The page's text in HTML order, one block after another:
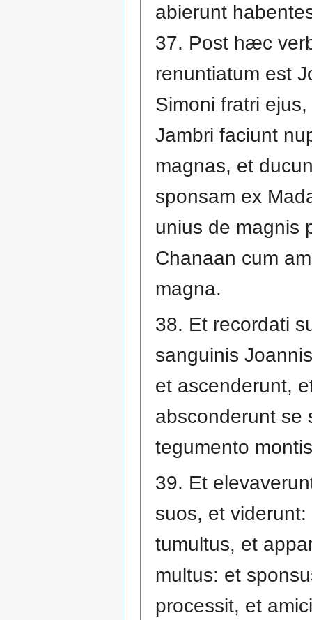
abierunt
37. Post hæc
renuntiatum est
Simoni fratri
Jambri faciunt
magnas, et
sponsam ex
unius de magnis
Chanaan cum
magna.
38. Et recordati
sanguinis
et ascenderunt,
absconderunt se
tegumento
39. Et
suos, et
tumultus, et
multus: et
processit, et